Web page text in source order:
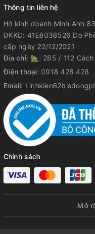
Thông tin liên hệ
Hộ kinh doanh Minh Anh 83
ĐKKD: 41E8038526 Do
cấp ngày 22/12/2021
Địa chỉ: 🏡: 285 / 112
Điện thoại: 0918 428 428
Email:
Chính sách
Mở